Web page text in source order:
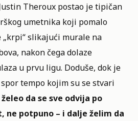
Theroux postao je tipičan
umetnika koji pomalo
slikajući murale na
nakon čega dolaze
u prvu ligu. Doduše, dok je
tempo kojim su se stvari
da se sve odvija po
ne potpuno – i dalje želim da